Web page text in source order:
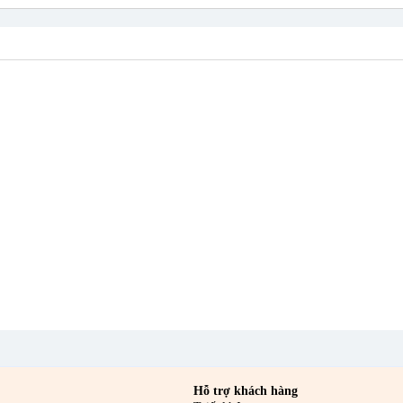
quà tặng không?
hương dễ dùng khiến sản phẩm phù hợp làm quà tặng cho người yêu thích
Phú Thọ Hòa, TP. HCM
Hỗ trợ khách hàng